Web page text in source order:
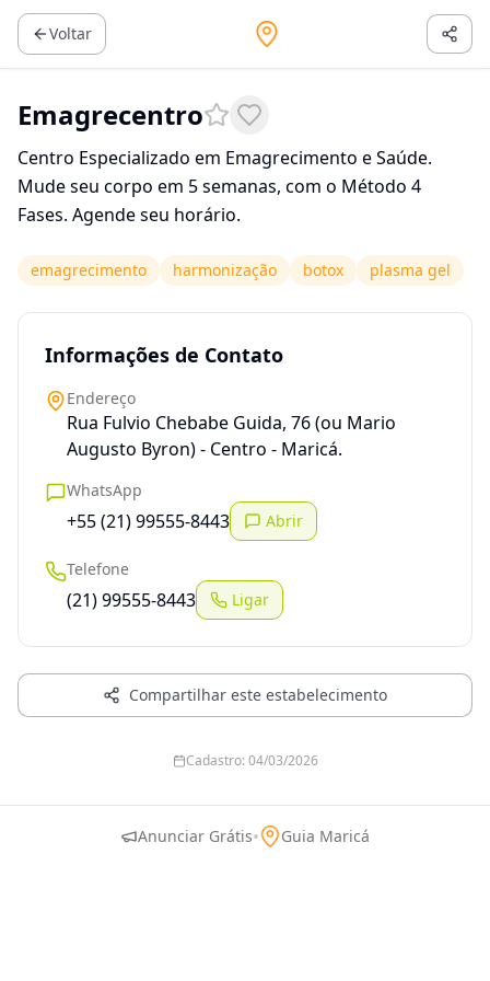
Voltar
Emagrecentro
Centro Especializado em Emagrecimento e Saúde.
Mude seu corpo em 5 semanas, com o Método 4
Fases. Agende seu horário.
emagrecimento harmonização botox plasma gel
Informações de Contato
Endereço
Rua Fulvio Chebabe Guida, 76 (ou Mario
Augusto Byron) - Centro - Maricá.
WhatsApp
+55 (21) 99555-8443 Abrir
Telefone
(21) 99555-8443 Ligar
Compartilhar este estabelecimento
Cadastro: 04/03/2026
Anunciar Grátis• Guia Maricá